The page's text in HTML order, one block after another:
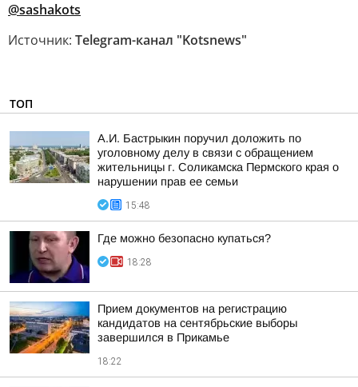
@sashakots
Источник: Telegram-канал "Kotsnews"
ТОП
А.И. Бастрыкин поручил доложить по
уголовному делу в связи с обращением
жительницы г. Соликамска Пермского края о
нарушении прав ее семьи
15:48
Где можно безопасно купаться?
18:28
Прием документов на регистрацию
кандидатов на сентябрьские выборы
завершился в Прикамье
18:22